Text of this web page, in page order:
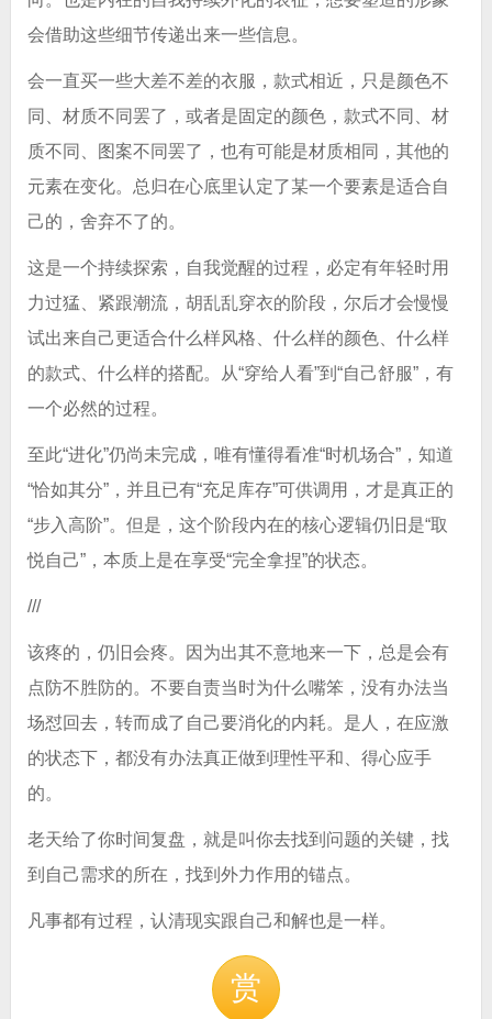
会借助这些细节传递出来一些信息。
会一直买一些大差不差的衣服，款式相近，只是颜色不
同、材质不同罢了，或者是固定的颜色，款式不同、材
质不同、图案不同罢了，也有可能是材质相同，其他的
元素在变化。总归在心底里认定了某一个要素是适合自
己的，舍弃不了的。
这是一个持续探索，自我觉醒的过程，必定有年轻时用
力过猛、紧跟潮流，胡乱乱穿衣的阶段，尔后才会慢慢
试出来自己更适合什么样风格、什么样的颜色、什么样
的款式、什么样的搭配。从“穿给人看”到“自己舒服”，有
一个必然的过程。
至此“进化”仍尚未完成，唯有懂得看准“时机场合”，知道
“恰如其分”，并且已有“充足库存”可供调用，才是真正的
“步入高阶”。但是，这个阶段内在的核心逻辑仍旧是“取
悦自己”，本质上是在享受“完全拿捏”的状态。
///
该疼的，仍旧会疼。因为出其不意地来一下，总是会有
点防不胜防的。不要自责当时为什么嘴笨，没有办法当
场怼回去，转而成了自己要消化的内耗。是人，在应激
的状态下，都没有办法真正做到理性平和、得心应手
的。
老天给了你时间复盘，就是叫你去找到问题的关键，找
到自己需求的所在，找到外力作用的锚点。
凡事都有过程，认清现实跟自己和解也是一样。
赏